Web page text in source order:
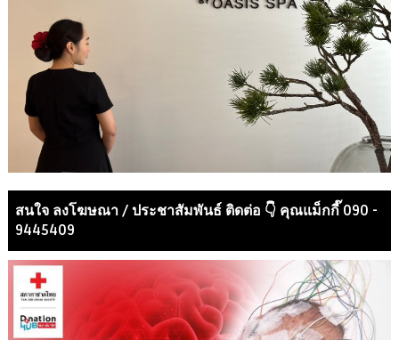
สนใจ ลงโฆษณา / ประชาสัมพันธ์ ติดต่อ 👇 คุณแม็กกี๊ 090 -
9445409